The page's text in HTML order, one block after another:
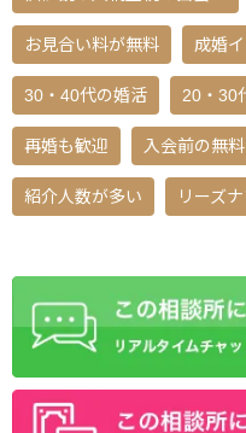
お見合い料が無料 成婚
30・40代の婚活 20・30
再婚も歓迎 入会前の無
紹介人数が多い リーズ